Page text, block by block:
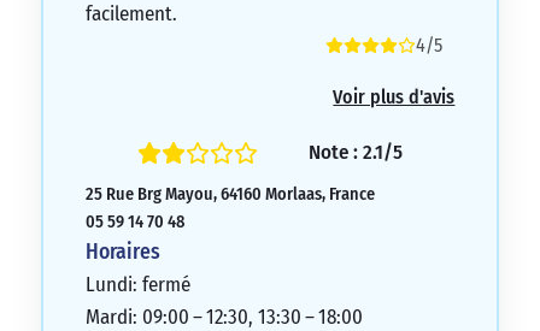
facilement.
4/5
Voir plus d'avis
Note : 2.1/5
25 Rue Brg Mayou, 64160 Morlaas, France
05 59 14 70 48
Horaires
Lundi: fermé
Mardi: 09:00 – 12:30, 13:30 – 18:00